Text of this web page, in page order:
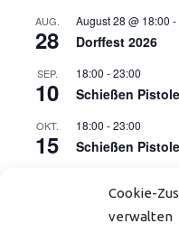
Cookie-
verwalten
AUG.
28
August 28 @ 18:00 -
Dorffest 2026
SEP.
10
18:00 -23:00
Schießen Pistole
OKT.
15
18:00 -23:00
Schießen Pistole
Kinderdisco